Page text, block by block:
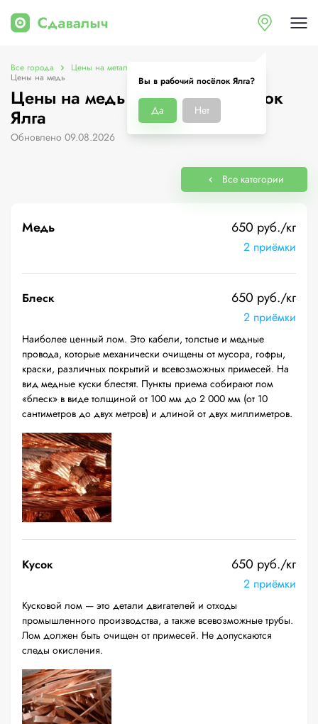
Вы в рабочий посёлок Ялга?
Да Нет
Все города Цены на металлолом в рабочий посёлок Ялга
Цены на медь
Цены на медь в рабочий посёлок
Ялга
Обновлено 09.08.2026
Все категории
Медь 650 руб./кг
2 приёмки
Блеск 650 руб./кг
2 приёмки
Наиболее ценный лом. Это кабели, толстые и медные
провода, которые механически очищены от мусора, гофры,
краски, различных покрытий и всевозможных примесей. На
вид медные куски блестят. Пункты приема собирают лом
«блеск» в виде толщиной от 100 мм до 2 000 мм (от 10
сантиметров до двух метров) и длиной от двух миллиметров.
Кусок 650 руб./кг
2 приёмки
Кусковой лом — это детали двигателей и отходы
промышленного производства, а также всевозможные трубы.
Лом должен быть очищен от примесей. Не допускаются
следы окисления.